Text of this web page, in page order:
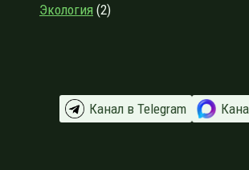
Экология (2)
Канал в Telegram